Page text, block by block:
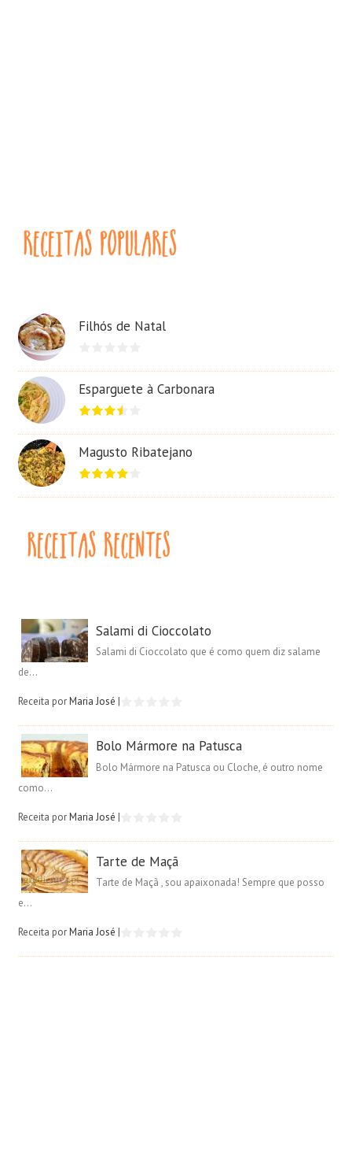
Filhós de Natal
Esparguete à Carbonara
Magusto Ribatejano
Salami di Cioccolato
Salami di Cioccolato que é como quem diz salame
de...
Receita porMaria José |
Bolo Mármore na Patusca
Bolo Mármore na Patusca ou Cloche, é outro nome
como...
Receita porMaria José |
Tarte de Maçã
Tarte de Maçã , sou apaixonada! Sempre que posso
e...
Receita porMaria José |